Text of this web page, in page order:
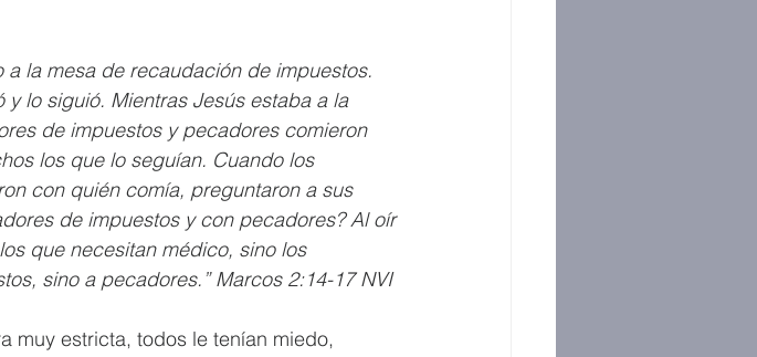
a la mesa de recaudación de impuestos.
lo siguió. Mientras Jesús estaba a la
de impuestos y pecadores comieron
los que lo seguían. Cuando los
con quién comía, preguntaron a sus
de impuestos y con pecadores? Al oír
que necesitan médico, sino los
sino a pecadores.” Marcos 2:14-17 NVI
muy estricta, todos le tenían miedo,